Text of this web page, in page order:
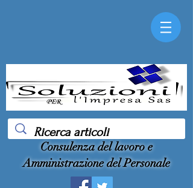
Consulenza del lavoro e
Amministrazione del Personale